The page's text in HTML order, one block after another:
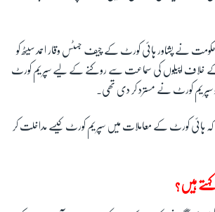
نے پشاور ہائی کورٹ کے چیف جسٹس وقار احمد سیٹھ کو
خلاف اپیلوں کی سماعت سے روکنے کے لیے سپریم کورٹ
سپریم کورٹ نے مسترد کر دی تھی۔
کہ ہائی کورٹ کے معاملات میں سپریم کورٹ کیسے مداخلت کر
ہیں؟